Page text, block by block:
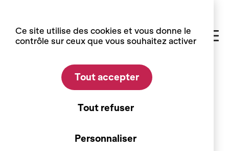
Ce site utilise des cookies et vous donne le
contrôle sur ceux que vous souhaitez activer
Tout accepter
Tout refuser
Personnaliser